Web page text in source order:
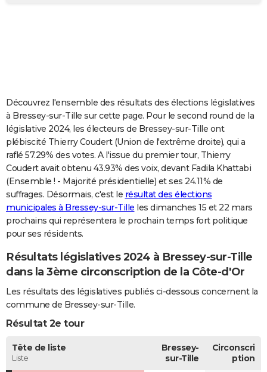
Carte de Noël
Carte Bonne année
Carte Saint-Valentin
Carte Pâques
Carte d'anniversaire
DICTIONNAIRE
Dictionnaire
Biographies
Citations
Expressions
Proverbes
PROGRAMME TV
COPAINS D'AVANT
S'inscrire
Se connecter
Lycées
Collèges
Primaires
Universités
Entreprises
Service militaire
Avis de recherche
AVIS DE DÉCÈS
FORUM
Découvrez l'ensemble des résultats des élections législatives
à Bressey-sur-Tille sur cette page. Pour le second round de la
législative 2024, les électeurs de Bressey-sur-Tille ont
plébiscité Thierry Coudert (Union de l'extrême droite), qui a
raflé 57.29% des votes. A l'issue du premier tour, Thierry
Coudert avait obtenu 43.93% des voix, devant Fadila Khattabi
(Ensemble ! - Majorité présidentielle) et ses 24.11% de
suffrages. Désormais, c'est le résultat des élections
municipales à Bressey-sur-Tille les dimanches 15 et 22 mars
prochains qui représentera le prochain temps fort politique
pour ses résidents.
Résultats législatives 2024 à Bressey-sur-Tille
dans la 3ème circonscription de la Côte-d'Or
Les résultats des législatives publiés ci-dessous concernent la
commune de Bressey-sur-Tille.
Résultat 2e tour
Tête de liste
Liste
Bressey-
sur-Tille
Circonscri
ption